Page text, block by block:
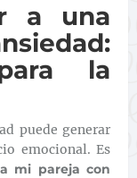
a una
la
puede generar
emocional. Es
mi pareja con